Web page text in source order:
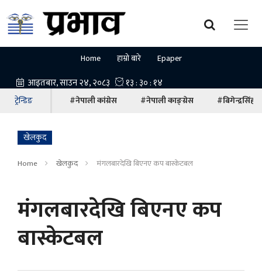
Home हाम्रो बारे Epaper
ट्रेन्डिङ #नेपाली कांग्रेस #नेपाली काङ्ग्रेस #बिगेन्द्रसिंह
खेलकुद
Home खेलकुद मंगलबारदेखि बिएनए कप बास्केटबल
मंगलबारदेखि बिएनए कप
बास्केटबल